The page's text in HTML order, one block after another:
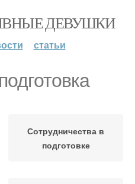
ДЕВУШКИ
статьи
Сотрудничества в
подготовке